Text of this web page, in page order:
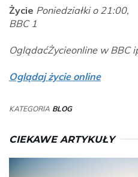
Życie Poniedziałki o 21:00,
BBC 1
OglądaćŻycieonline w BBC
Oglądaj życie online
KATEGORIA BLOG
CIEKAWE ARTYKUŁY